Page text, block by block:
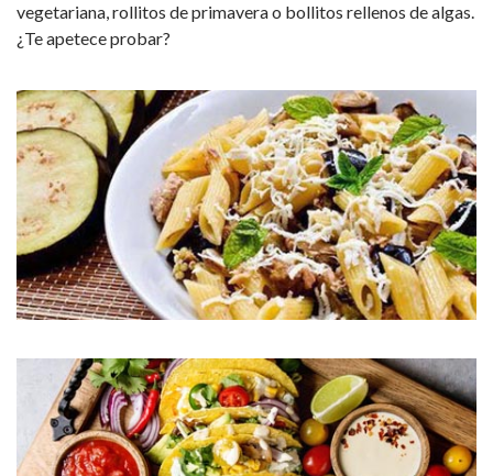
vegetariana, rollitos de primavera o bollitos rellenos de algas.
¿Te apetece probar?